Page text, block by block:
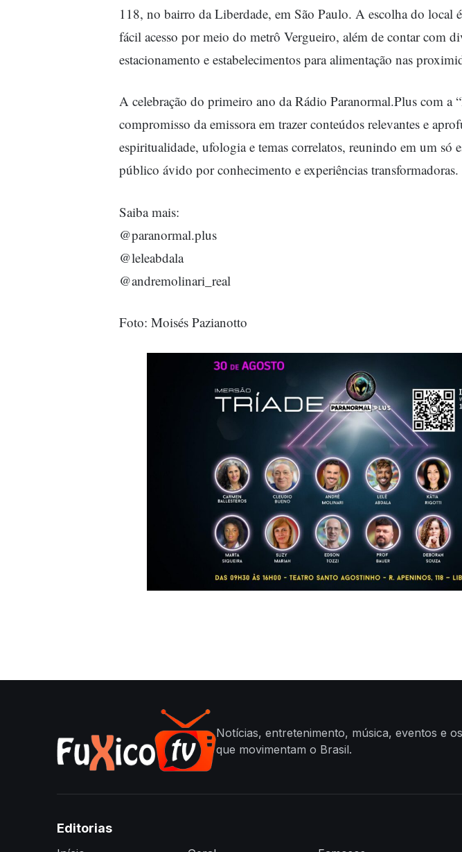
118, no bairro da Liberdade, em São Paulo. A escolha do local
fácil acesso por meio do metrô Vergueiro, além de contar com
estacionamento e estabelecimentos para alimentação nas
A celebração do primeiro ano da Rádio Paranormal.Plus com a
compromisso da emissora em trazer conteúdos relevantes e
espiritualidade, ufologia e temas correlatos, reunindo em um só
público ávido por conhecimento e experiências transformadoras.
Saiba mais:
@paranormal.plus
@leleabdala
@andremolinari_real
Foto: Moisés Pazianotto
Notícias, entretenimento, música, eventos e
que movimentam o Brasil.
Editorias